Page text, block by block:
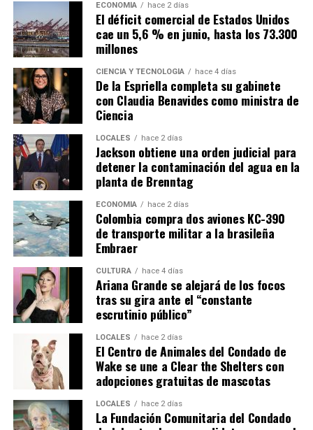
ECONOMÍA hace 2 días
El déficit comercial de Estados Unidos
cae un 5,6 % en junio, hasta los 73.300
millones
CIENCIA Y TECNOLOGÍA hace 4 días
De la Espriella completa su gabinete
con Claudia Benavides como ministra de
Ciencia
LOCALES hace 2 días
Jackson obtiene una orden judicial para
detener la contaminación del agua en la
planta de Brenntag
ECONOMÍA hace 2 días
Colombia compra dos aviones KC-390
de transporte militar a la brasileña
Embraer
CULTURA hace 4 días
Ariana Grande se alejará de los focos
tras su gira ante el “constante
escrutinio público”
LOCALES hace 2 días
El Centro de Animales del Condado de
Wake se une a Clear the Shelters con
adopciones gratuitas de mascotas
LOCALES hace 2 días
La Fundación Comunitaria del Condado